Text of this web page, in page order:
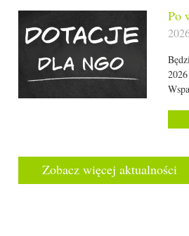
Po
Zobacz więcej aktualności